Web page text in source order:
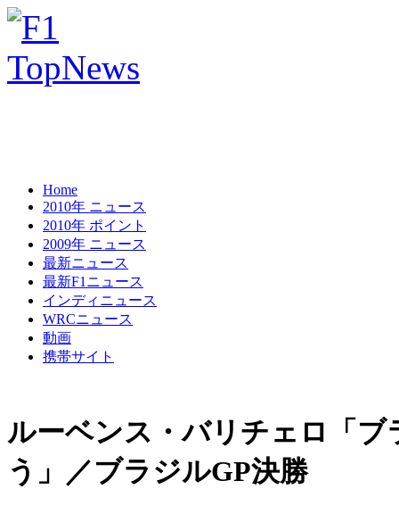
Home
2010年 ニュース
2010年 ポイント
2009年 ニュース
最新ニュース
最新F1ニュース
インディニュース
WRCニュース
動画
携帯サイト
ルーベンス・バリチェロ「
う」／ブラジルGP決勝